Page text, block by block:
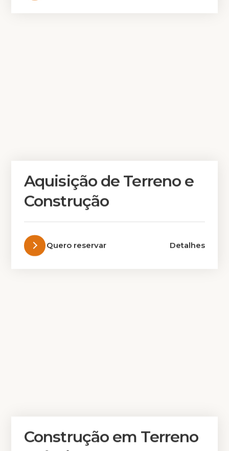
Aquisição de Terreno e
Construção
Quero reservar Detalhes
Construção em Terreno